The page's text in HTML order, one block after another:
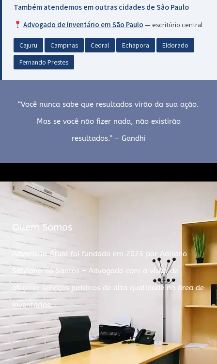
Também atendemos em outras cidades de São Paulo
Advogado de Inventário em São Paulo — escritório central
Cajuru Campinas Cedral Echapora
Eldorado
Fernando Prestes
“Você nunca sabe que resultados virão da sua ação.
Mas se você não fizer nada, não existirão
resultados.” – Gandhi
Quem Somos
Advocacia Atual foi fundada em 2023 por Adriano
Salviano do Santos – Advogado com a visão de
oferecer serviços jurídicos de alta qualidade na área de
inventários.